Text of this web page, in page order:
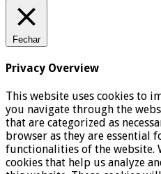
Fechar
Privacy Overview
This website uses cookies to
you navigate through the
that are categorized as
browser as they are essential
functionalities of the website.
cookies that help us analyze